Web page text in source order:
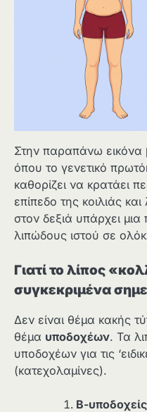
Στην παραπάνω εικόνα
όπου το γενετικό
καθορίζει να κρατάει
επίπεδο της κοιλιάς
στον δεξιά υπάρχει
λιπώδους ιστού σε
Γιατί το λίπος
συγκεκριμένα
Δεν είναι θέμα κακής
θέμα υποδοχέων. Τα
υποδοχέων για τις
(κατεχολαμίνες).
Β-